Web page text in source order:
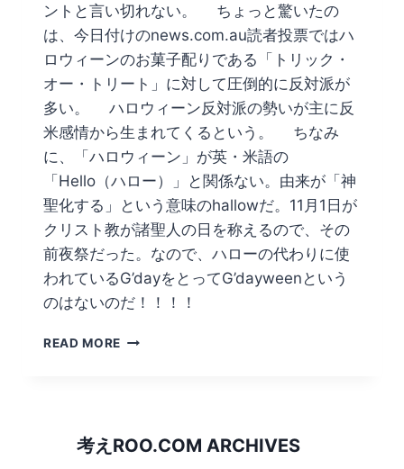
ントと言い切れない。 ちょっと驚いたの
は、今日付けのnews.com.au読者投票ではハ
ロウィーンのお菓子配りである「トリック・
オー・トリート」に対して圧倒的に反対派が
多い。 ハロウィーン反対派の勢いが主に反
米感情から生まれてくるという。 ちなみ
に、「ハロウィーン」が英・米語の
「Hello（ハロー）」と関係ない。由来が「神
聖化する」という意味のhallowだ。11月1日が
クリスト教が諸聖人の日を称えるので、その
前夜祭だった。なので、ハローの代わりに使
われているG’dayをとってG’dayweenという
のはないのだ！！！！
READ MORE DOES
HALLOWEEN?
考えROO.COM ARCHIVES